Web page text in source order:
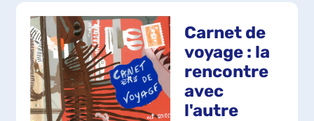
Carnet de
voyage : la
rencontre
avec
l'autre